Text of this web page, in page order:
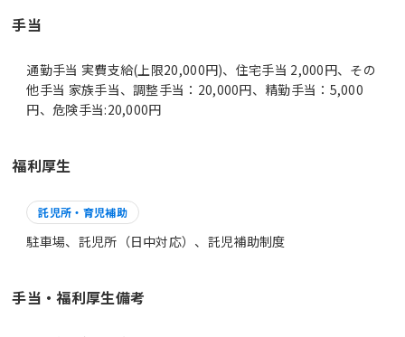
手当
通勤手当 実費支給(上限20,000円)、住宅手当 2,000円、その
他手当 家族手当、調整手当：20,000円、精勤手当：5,000
円、危険手当:20,000円
福利厚生
託児所・育児補助
駐車場、託児所（日中対応）、託児補助制度
手当・福利厚生備考